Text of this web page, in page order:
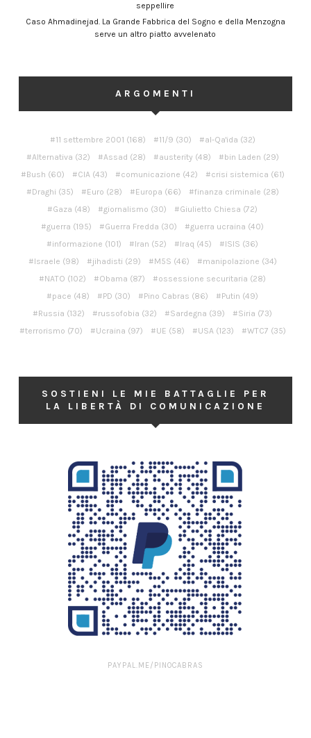
seppellire
Caso Ahmadinejad. La Grande Fabbrica del Sogno e della Menzogna
serve un altro piatto avvelenato
ARGOMENTI
11 settembre 2001 (168) 11/9 (30) al-Qa'ida (32)
Alternativa (32) Assad (28) austerity (48) bin Laden (29)
Bush (60) CIA(43) comunicazione (42) crisi sistemica (61)
Draghi (35) Euro (28) Europa (66) finanza criminale (28)
Gaza (48) giornalismo (30) Giulietto Chiesa (72)
guerra (195) Guerra Fredda (30) guerra ucraina (40)
informazione (101) Iran (52) Iraq (45) ISIS (36)
Israele (98) jihadisti (29) M5S (46) manipolazione (34)
NATO (102) Obama (87) ossessione securitaria (28)
pace (48) PD (30) Pino Cabras (86) Putin (49)
Russia (132) russofobia (32) Sardegna (39) Siria (73)
terrorismo (70) Ucraina (97) UE (58) USA(123) WTC7 (35)
SOSTIENI LE MIE BATTAGLIE PER
LA LIBERTÀ DI COMUNICAZIONE
PAYPAL.ME/PINOCABRAS